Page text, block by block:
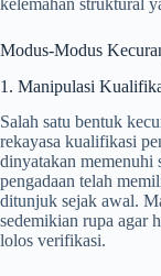
Modus-Modus
1. Manipulasi
Salah satu bentuk
rekayasa kualifikasi
dinyatakan memenuhi
pengadaan telah
ditunjuk sejak awal.
sedemikian rupa agar
lolos verifikasi.